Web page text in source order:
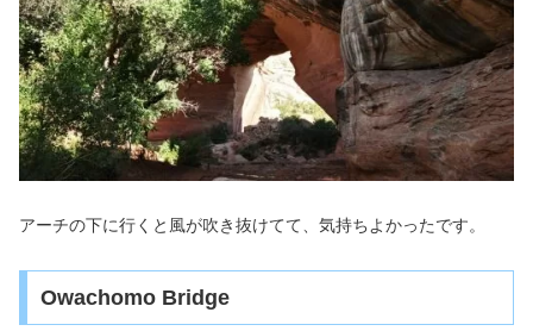
アーチの下に行くと風が吹き抜けてて、気持ちよかったです。
Owachomo Bridge